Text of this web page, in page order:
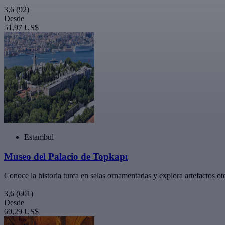
3,6 (92)
Desde
51,97 US$
Estambul
Museo del Palacio de Topkapı
Conoce la historia turca en salas ornamentadas y explora artefactos
3,6 (601)
Desde
69,29 US$